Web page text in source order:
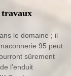
travaux
le domaine ; il
95 peut
sûrement
l’enduit